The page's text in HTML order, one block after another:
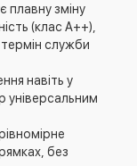
плавну зміну
(клас A++),
служби
навіть у
універсальним
без